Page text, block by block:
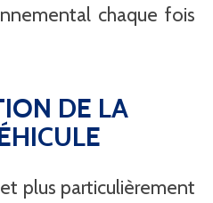
chaque fois
DE LA
plus particulièrement